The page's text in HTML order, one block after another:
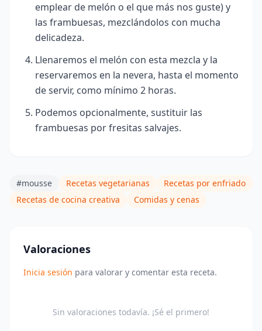
emplear de melón o el que más nos guste) y
las frambuesas, mezclándolos con mucha
delicadeza.
Llenaremos el melón con esta mezcla y la
reservaremos en la nevera, hasta el momento
de servir, como mínimo 2 horas.
Podemos opcionalmente, sustituir las
frambuesas por fresitas salvajes.
#mousse Recetas vegetarianas
Recetas por enfriado
Recetas de cocina creativa
Comidas y cenas
Valoraciones
Inicia sesión para valorar y comentar esta receta.
Sin valoraciones todavía. ¡Sé el primero!